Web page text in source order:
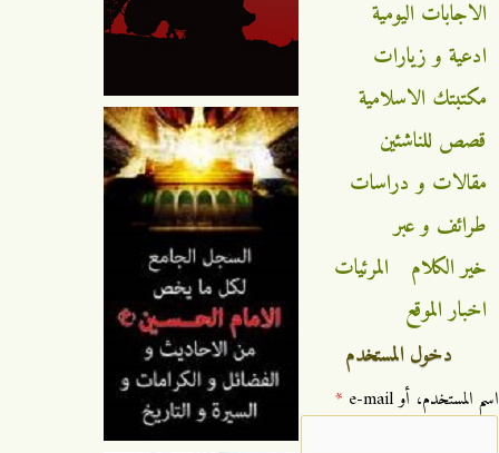
الاجابات اليومية
ادعية و زيارات
مكتبتك الاسلامية
قصص للناشئين
مقالات و دراسات
طرائف و عبر
خير الكلام
المرئيات
اخبار الموقع
دخول المستخدم
‏اسم المستخدم، أو e-mail ‏ *